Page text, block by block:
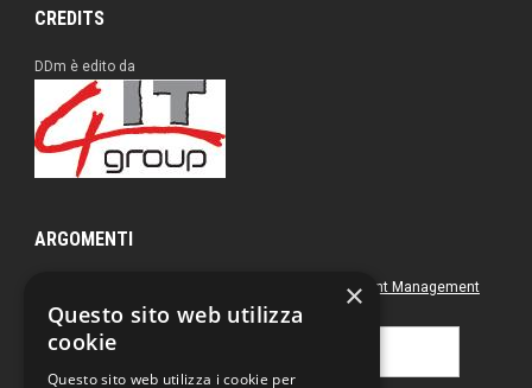
CREDITS
DDm è edito da
ARGOMENTI
Document Management
Green Postal & Mail Printing
Ricerca
×
Questo sito web utilizza
cookie
Questo sito web utilizza i cookie per